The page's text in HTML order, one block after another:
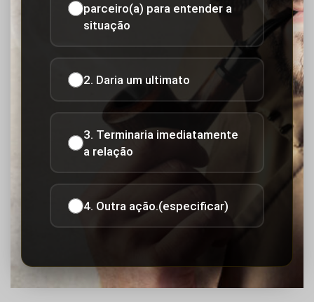
parceiro(a) para entender a
situação
2. Daria um ultimato
3. Terminaria imediatamente
a relação
4. Outra ação.(especificar)